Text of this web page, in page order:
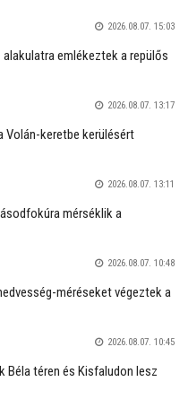
2026.08.07. 15:03
emlékeztek a repülős
2026.08.07. 13:17
Volán-keretbe kerülésért
2026.08.07. 13:11
mérséklik a
2026.08.07. 10:48
méréseket végeztek a
2026.08.07. 10:45
Béla téren és Kisfaludon lesz